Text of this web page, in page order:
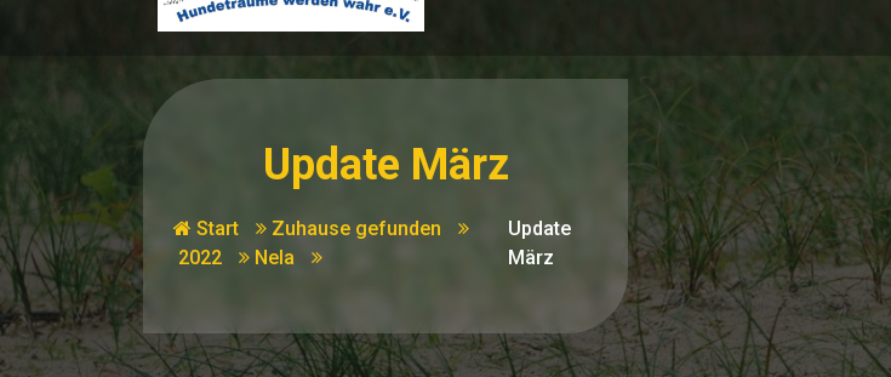
Update März
Start
Zuhause gefunden
2022
Nela
Update
März